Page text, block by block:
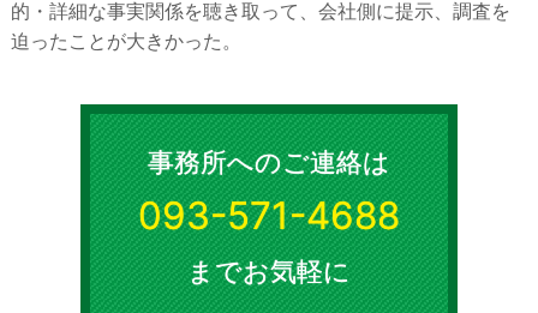
的・詳細な事実関係を聴き取って、会社側に提示、調査を
迫ったことが大きかった。
事務所へのご連絡は
093-571-4688
までお気軽に